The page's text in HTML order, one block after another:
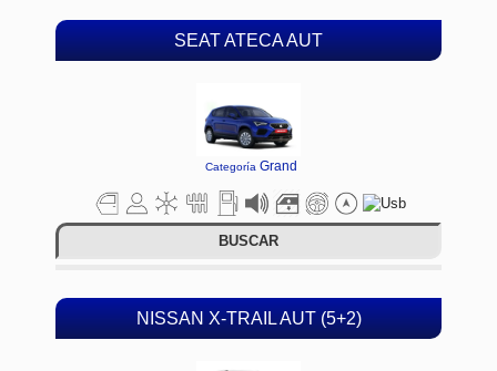
SEAT ATECA AUT
Categoría Grand
BUSCAR
NISSAN X-TRAIL AUT (5+2)